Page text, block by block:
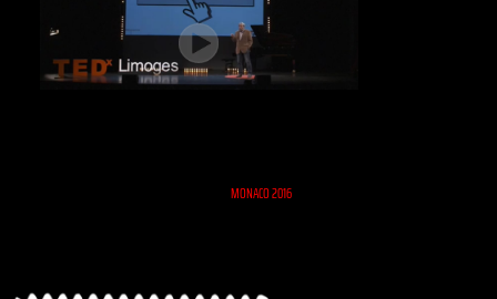
MONACO 2016